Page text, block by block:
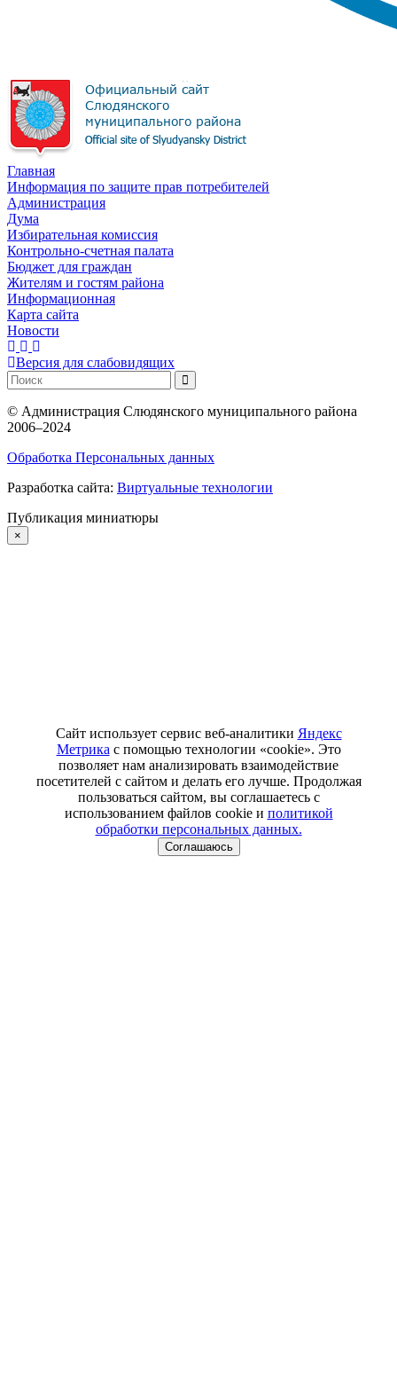
Главная
Информация по защите прав потребителей
Администрация
Дума
Избирательная комиссия
Контрольно-счетная палата
Бюджет для граждан
Жителям и гостям района
Информационная
Карта сайта
Новости
Версия для слабовидящих
© Администрация Слюдянского муниципального района
2006–2024
Обработка Персональных данных
Разработка сайта: Виртуальные технологии
Публикация миниатюры
×
Сайт использует сервис веб-аналитики Яндекс
Метрика с помощью технологии «cookie». Это
позволяет нам анализировать взаимодействие
посетителей с сайтом и делать его лучше. Продолжая
пользоваться сайтом, вы соглашаетесь с
использованием файлов cookie и политикой
обработки персональных данных.
Соглашаюсь